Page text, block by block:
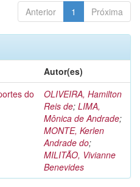
Anterior 1 Próxima
Autor(es)
do
OLIVEIRA, Hamilton
Reis de; LIMA,
Mônica de Andrade;
MONTE, Kerlen
Andrade do;
MILITÃO, Vivianne
Benevides